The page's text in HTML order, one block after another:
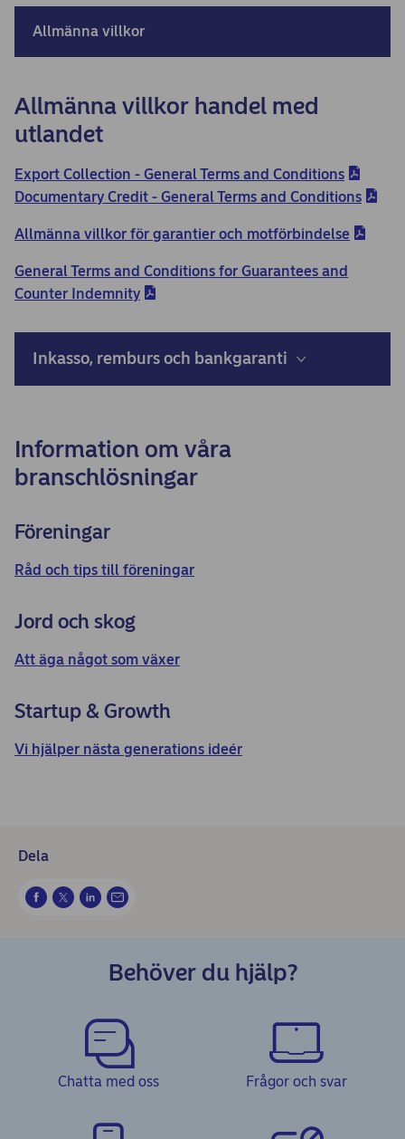
Allmänna villkor
Allmänna villkor handel med
utlandet
Export Collection - General Terms and Conditions
Documentary Credit - General Terms and Conditions
Allmänna villkor för garantier och motförbindelse
General Terms and Conditions for Guarantees and
Counter Indemnity
Inkasso, remburs och bankgaranti
Information om våra
branschlösningar
Föreningar
Råd och tips till föreningar
Jord och skog
Att äga något som växer
Startup & Growth
Vi hjälper nästa generations ideér
Dela
Behöver du hjälp?
Chatta med oss Frågor och svar